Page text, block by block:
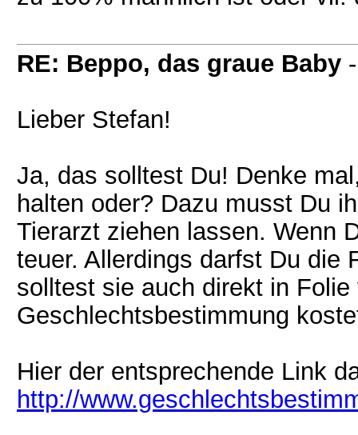
RE: Beppo, das graue Baby
Lieber Stefan!
Ja, das solltest Du! Denke
halten oder? Dazu musst Du
Tierarzt ziehen lassen. Wenn
teuer. Allerdings darfst Du die
solltest sie auch direkt in
Geschlechtsbestimmung
Hier der entsprechende Link
http://